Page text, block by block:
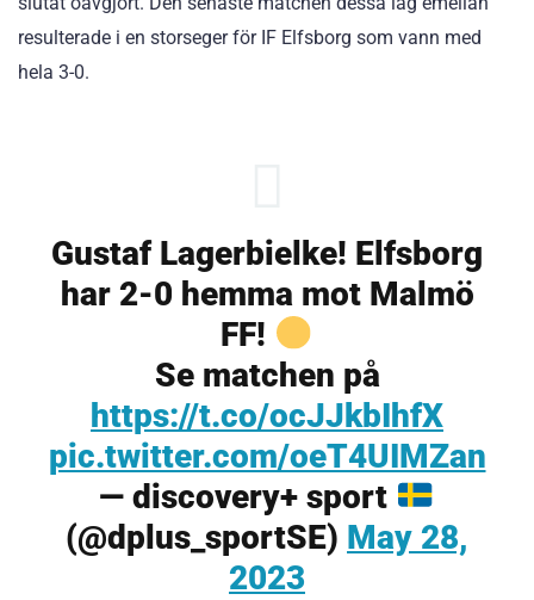
resulterade i en storseger för IF Elfsborg som vann med
hela 3-0.
Gustaf Lagerbielke! Elfsborg
har 2-0 hemma mot Malmö
FF!
Se matchen på
https://t.co/ocJJkbIhfX
pic.twitter.com/oeT4UIMZan
— discovery+ sport
(@dplus_sportSE) May 28,
2023